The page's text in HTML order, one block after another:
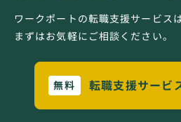
ワークポートの転職支援サービス
まずはお気軽にご相談ください。
無料 転職支援サービ